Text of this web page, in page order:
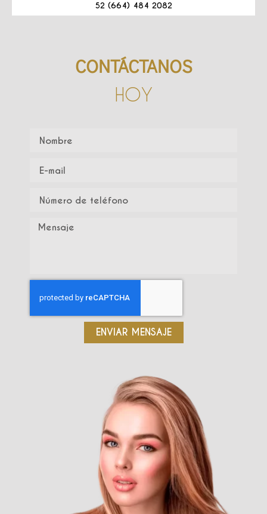
52 (664) 484 2082
CONTÁCTANOS
HOY
ENVIAR MENSAJE